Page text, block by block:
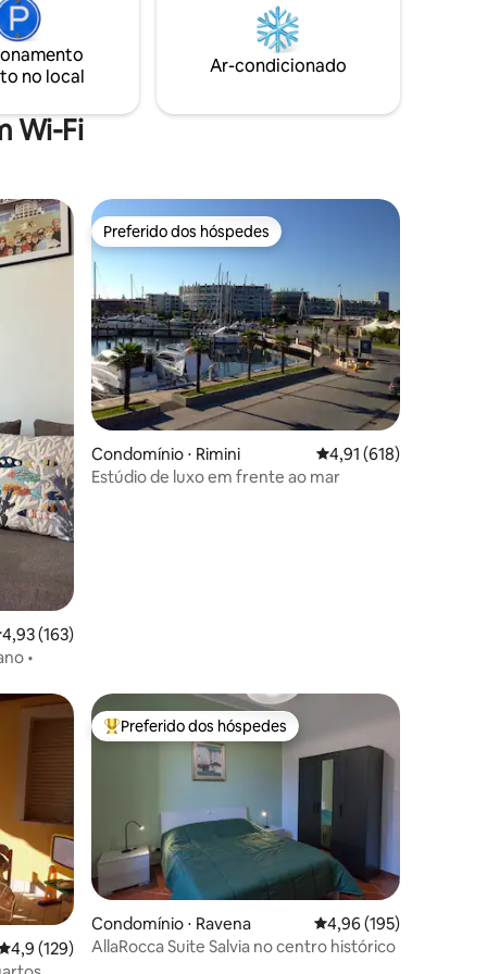
todos
da
bem-
bicicletas que estão incluídas no preço da
estadia. Todas as vistas são sobre a
propriedade privada do condomínio, o
que proporciona uma maior privacidade.
no local
Ar-condicionado
Wi-Fi
de uma avaliação média de 5, 163 avaliações
4,93 (163)
•
Preferido dos hóspedes
Preferido dos hóspedes
Condomínio ⋅ Rimini 4,91 de uma avaliação
4,91 (618)
Estúdio de luxo em frente ao mar
de uma avaliação média de 5, 129 avaliações
4,9 (129)
Entre os melhores preferidos dos hóspedes
Preferido dos hóspedes
Condomínio ⋅ Ravena 4,96 de uma avaliação
4,96 (195)
AllaRocca Suite Salvia no centro histórico